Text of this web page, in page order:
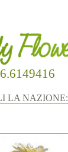
LA NAZIONE: